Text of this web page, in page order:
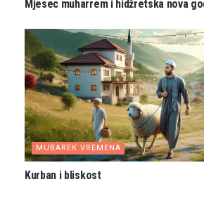
Mjesec muharrem i hidžretska nova
MUBAREK VREMENA
Kurban i bliskost